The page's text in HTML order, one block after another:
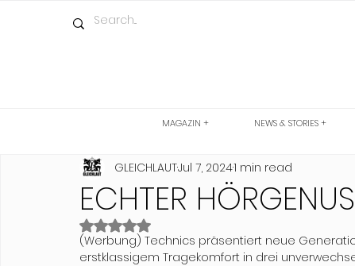
MAGAZIN + NEWS & STORIES +
ECHTER
GLEICHLAUTJul 7, 20241 min read
Rated NaN out of 5 stars.
(Werbung) Technics präsentiert neue
erstklassigem Tragekomfort in drei